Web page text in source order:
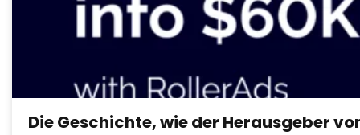
Die Geschichte, wie der Herausgeber